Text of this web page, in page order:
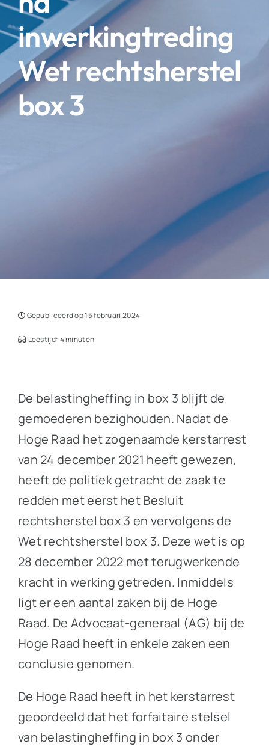
inwerkingtreding
Wet rechtsherstel
box 3
Gepubliceerd op 15 februari 2024
Leestijd: 4 minuten
De belastingheffing in box 3 blijft de
gemoederen bezighouden. Nadat de
Hoge Raad het zogenaamde kerstarrest
van 24 december 2021 heeft gewezen,
heeft de politiek getracht de zaak te
redden met eerst het Besluit
rechtsherstel box 3 en vervolgens de
Wet rechtsherstel box 3. Deze wet is op
28 december 2022 met terugwerkende
kracht in werking getreden. Inmiddels
ligt er een aantal zaken bij de Hoge
Raad. De Advocaat-generaal (AG) bij de
Hoge Raad heeft in enkele zaken een
conclusie genomen.
De Hoge Raad heeft in het kerstarrest
geoordeeld dat het forfaitaire stelsel
van belastingheffing in box 3 onder